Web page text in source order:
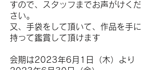
すので、スタッフまでお声がけくだ
さい。
​又、手袋をして頂いて、作品を手に
持って鑑賞して頂けます
会期は2023年6月1日（木）より